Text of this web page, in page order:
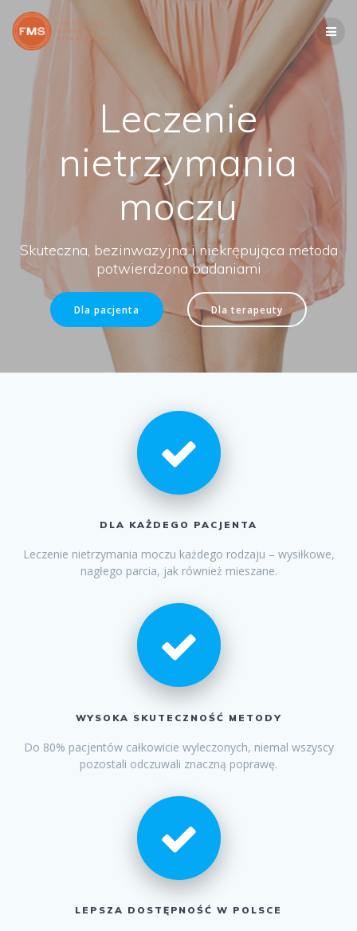
Leczenie
nietrzymania
moczu
Skuteczna, bezinwazyjna i niekrępująca metoda
potwierdzona badaniami
Dla pacjenta Dla terapeuty
DLA KAŻDEGO PACJENTA
Leczenie nietrzymania moczu każdego rodzaju – wysiłkowe,
nagłego parcia, jak również mieszane.
WYSOKA SKUTECZNOŚĆ METODY
Do 80% pacjentów całkowicie wyleczonych, niemal wszyscy
pozostali odczuwali znaczną poprawę.
LEPSZA DOSTĘPNOŚĆ W POLSCE